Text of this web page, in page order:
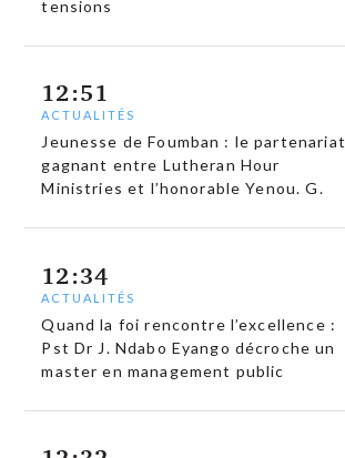
tensions
12:51
ACTUALITÉS
Jeunesse de Foumban : le partenariat
gagnant entre Lutheran Hour
Ministries et l’honorable Yenou. G.
12:34
ACTUALITÉS
Quand la foi rencontre l’excellence :
Pst Dr J. Ndabo Eyango décroche un
master en management public